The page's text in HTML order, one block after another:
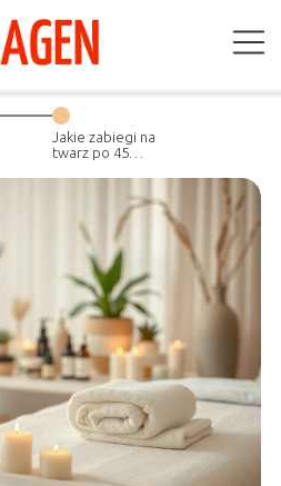
Jakie zabiegi na
twarz po 45